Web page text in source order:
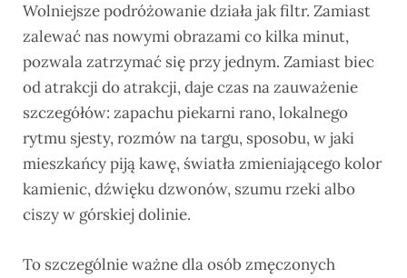
Wolniejsze podróżowanie działa jak filtr. Zamiast
zalewać nas nowymi obrazami co kilka minut,
pozwala zatrzymać się przy jednym. Zamiast biec
od atrakcji do atrakcji, daje czas na zauważenie
szczegółów: zapachu piekarni rano, lokalnego
rytmu sjesty, rozmów na targu, sposobu, w jaki
mieszkańcy piją kawę, światła zmieniającego kolor
kamienic, dźwięku dzwonów, szumu rzeki albo
ciszy w górskiej dolinie.
To szczególnie ważne dla osób zmęczonych